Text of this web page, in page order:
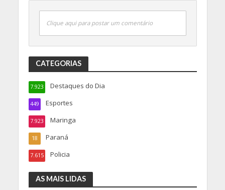
Clique aqui para postar um comentário
CATEGORIAS
Destaques do Dia
7.923
Esportes
449
Maringa
7.923
Paraná
18
Policia
7.615
AS MAIS LIDAS